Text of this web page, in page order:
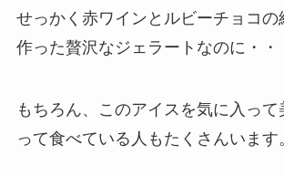
せっかく赤ワインとルビーチョコの
作った贅沢なジェラートなのに・・
もちろん、このアイスを気に入って
って食べている人もたくさんいます